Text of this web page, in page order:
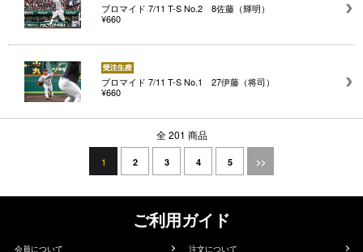
ブロマイド 7/11 T-S No.2 8佐藤（輝明）
¥660
ブロマイド 7/11 T-S No.1 27伊藤（将司）
¥660
全 201 商品
1 2 3 4 5 >>
ご利用ガイド
会員について 注文について